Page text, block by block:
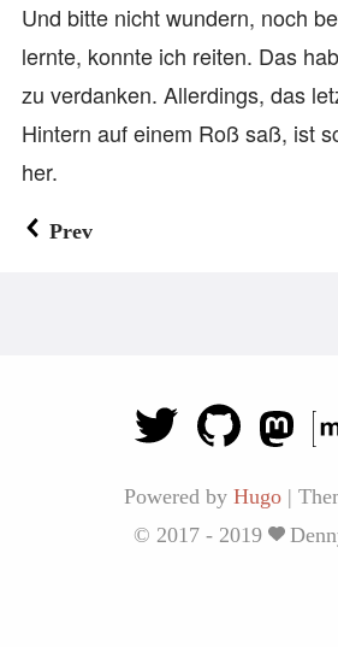
Und bitte nicht wundern, noch
lernte, konnte ich reiten. Das
zu verdanken. Allerdings, das
Hintern auf einem Roß saß, ist
her.
Prev
Powered by Hugo |
© 2017 - 2019